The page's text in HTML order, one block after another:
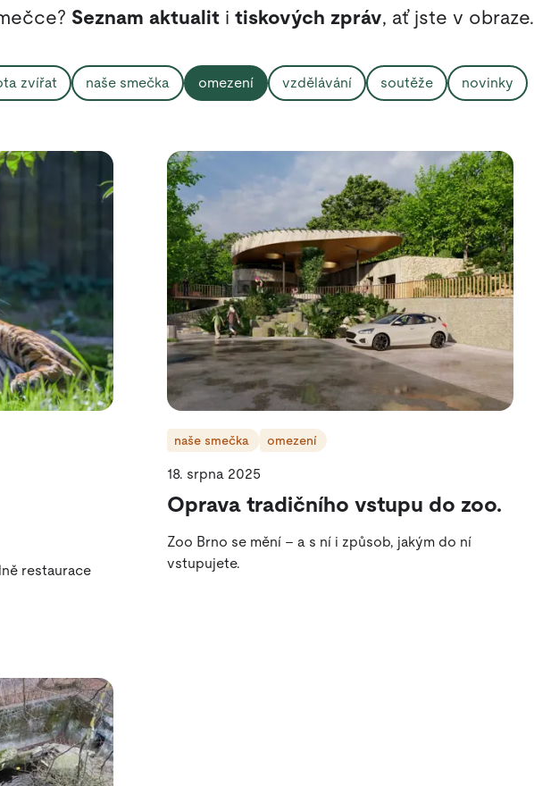
Seznam aktualit i tiskových zpráv, ať jste v obraze.
zvířat naše smečka omezení vzdělávání soutěže novinky
restaurace
naše smečka omezení
18. srpna 2025
Oprava tradičního vstupu do zoo.
Zoo Brno se mění – a s ní i způsob, jakým do ní
vstupujete.